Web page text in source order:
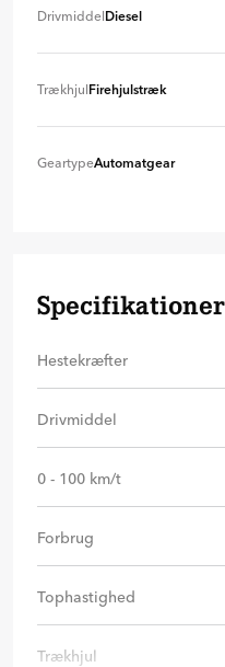
DrivmiddelDiesel
TrækhjulFirehjulstræk
GeartypeAutomatgear
Specifikationer
Hestekræfter
Drivmiddel
0 - 100 km/t
Forbrug
Tophastighed
Trækhjul